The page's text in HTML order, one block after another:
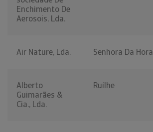
Enchimento De
Aerosois, Lda.
Air Nature, Lda. Senhora Da Hora
Alberto
Guimarães &
Cia., Lda.
Ruílhe